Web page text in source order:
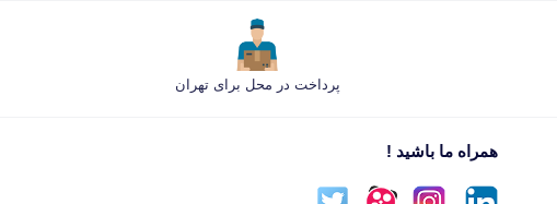
پرداخت در محل برای تهران
همراه ما باشید !